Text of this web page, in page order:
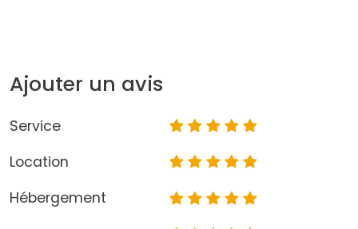
Ajouter un avis
Service
Location
Hébergement